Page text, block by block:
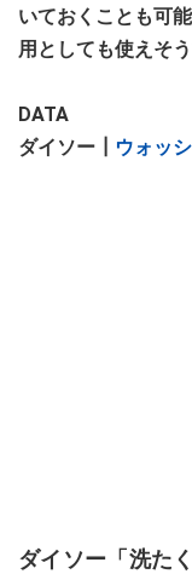
いておくことも可
用としても使えそう
DATA
ダイソー┃
ウォッ
ダイソー「洗た